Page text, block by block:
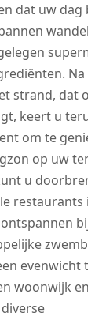
dat uw dag
Na
strand, dat
keert u
om te
op uw
u
restaurants
evenwicht
woonwijk